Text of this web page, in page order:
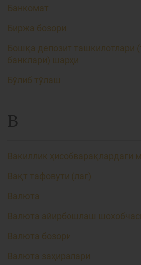
Банкомат
Биржа бозори
Бошқа депозит ташкилотлари
банклари) шарҳи
Бўлиб тўлаш
В
Вакиллик ҳисобварақлардаги
Вақт тафовути (лаг)
Валюта
Валюта айирбошлаш
Валюта бозори
Валюта заҳиралари